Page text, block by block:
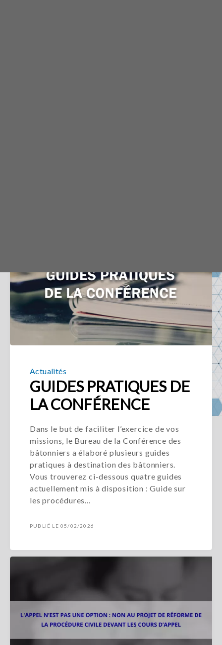
Actualités
GUIDES PRATIQUES DE
LA CONFÉRENCE
Dans le but de faciliter l’exercice de vos
missions, le Bureau de la Conférence des
bâtonniers a élaboré plusieurs guides
pratiques à destination des bâtonniers.
Vous trouverez ci-dessous quatre guides
actuellement mis à disposition : Guide sur
les procédures…
PUBLIÉ LE 05/02/2026